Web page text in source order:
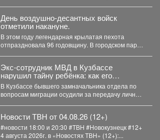
День воздушно-десантных войск
отметили накануне.
В этом году легендарная крылатая пехота
отпраздновала 96 годовщину. В городском парке
Экс-сотрудник МВД в Кузбассе
нарушил тайну ребёнка: как его
наказали
В Кузбассе бывшего замначальника отдела по
вопросам миграции осудили за передачу личных
Новости ТВН от 04.08.26 (12+)
#новости 18:00 и 20:30 #ТВН #Новокузнецк #12+
4 августа 2026г. в «Новостях ТВН» (12+):...